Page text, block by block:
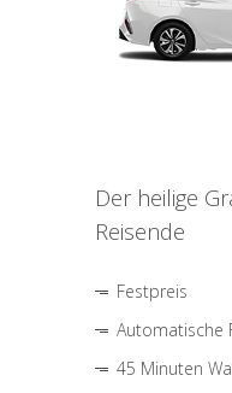
Der heilige
Reisende
Festpreis
Automatische
45 Minuten